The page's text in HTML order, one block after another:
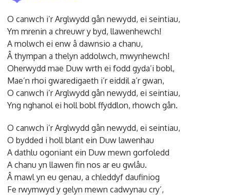
O canwch i’r Arglwydd gân newydd, ei seintiau,
Ym mrenin a chreuwr y byd, llawenhewch!
A molwch ei enw â dawnsio a chanu,
Â thympan a thelyn addolwch, mwynhewch!
Oherwydd mae Duw wrth ei fodd gyda’i bobl,
Mae’n rhoi gwaredigaeth i’r eiddil a’r gwan,
O canwch i’r Arglwydd gân newydd, ei seintiau,
Yng nghanol ei holl bobl ffyddlon, rhowch gân.
O canwch i’r Arglwydd gân newydd, ei seintiau,
O bydded i holl blant ein Duw lawenhau
A dathlu ogoniant ein Duw mewn gorfoledd
A chanu yn llawen fin nos ar eu gwlâu.
Â mawl yn eu genau, a chleddyf daufiniog
Fe rwymwyd y gelyn mewn cadwynau cry’,